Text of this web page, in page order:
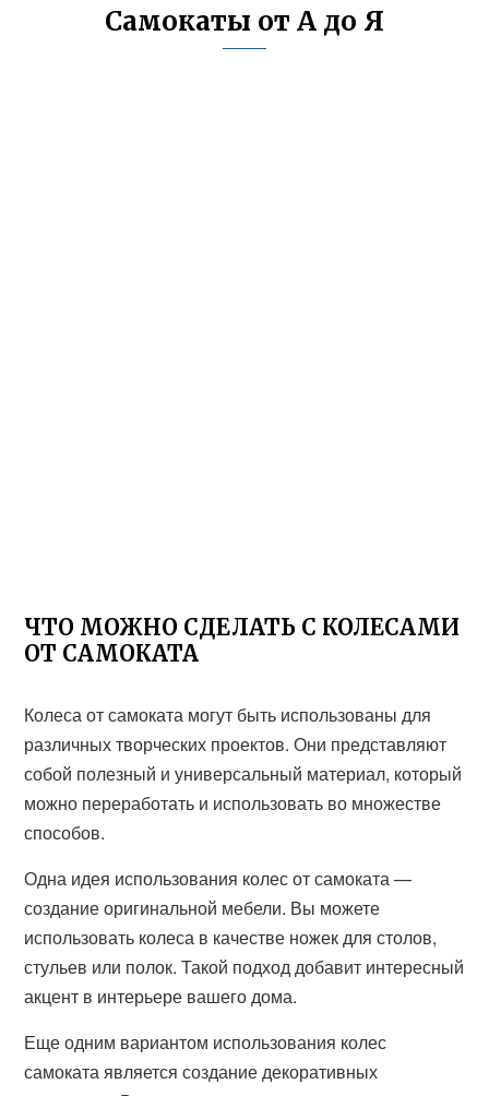
Самокаты от А до Я
ЧТО МОЖНО СДЕЛАТЬ С КОЛЕСАМИ
ОТ САМОКАТА
Колеса от самоката могут быть использованы для
различных творческих проектов. Они представляют
собой полезный и универсальный материал, который
можно переработать и использовать во множестве
способов.
Одна идея использования колес от самоката —
создание оригинальной мебели. Вы можете
использовать колеса в качестве ножек для столов,
стульев или полок. Такой подход добавит интересный
акцент в интерьере вашего дома.
Еще одним вариантом использования колес
самоката является создание декоративных